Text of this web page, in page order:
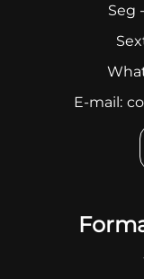
Seg
E-mail: